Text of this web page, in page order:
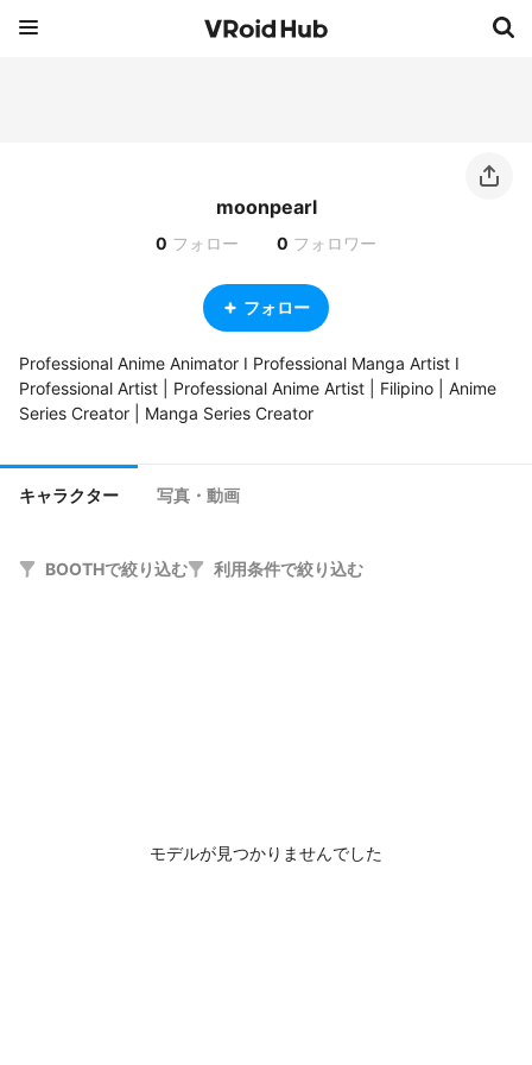
moonpearl
0 フォロー 0 フォロワー
フォロー
Professional Anime Animator I Professional Manga Artist I
Professional Artist | Professional Anime Artist | Filipino | Anime
Series Creator | Manga Series Creator
キャラクター 写真・動画
BOOTHで絞り込む 利用条件で絞り込む
モデルが見つかりませんでした